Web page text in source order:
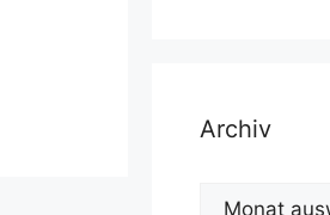
Archiv
Archiv